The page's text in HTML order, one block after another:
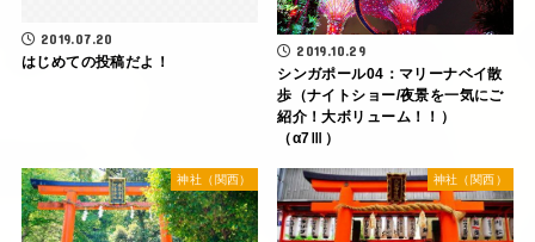
2019.07.20
はじめての投稿だよ！
2019.10.29
シンガポール04：マリーナベイ散
歩（ナイトショー/夜景を一気にご
紹介！大ボリューム！！）
（α7Ⅲ）
神社（関西） 神社（関西）